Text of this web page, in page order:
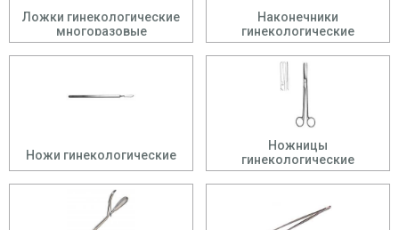
Ложки гинекологические
многоразовые
Наконечники
гинекологические
Ножи гинекологические
Ножницы
гинекологические